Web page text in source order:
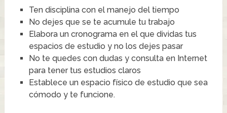
Ten disciplina con el manejo del tiempo
No dejes que se te acumule tu trabajo
Elabora un cronograma en el que dividas tus
espacios de estudio y no los dejes pasar
No te quedes con dudas y consulta en Internet
para tener tus estudios claros
Establece un espacio físico de estudio que sea
cómodo y te funcione.